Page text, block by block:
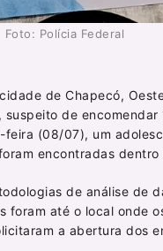
Foto: Polícia Federal
de Chapecó,
de
(08/07), um
encontradas
de análise de
até o local onde
a abertura dos